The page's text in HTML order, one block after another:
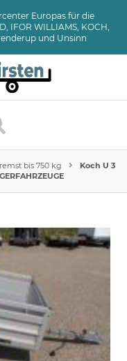
Europas für die
IFOR WILLIAMS, KOCH,
und Unsinn
bis 750 kg
Koch U 3